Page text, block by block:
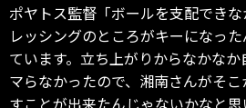
ポヤトス監督「ボールを支配でき
レッシングのところがキーになっ
ています。立ち上がりからなかな
マらなかったので、湘南さんがそ
すことが出来たんじゃないかなと